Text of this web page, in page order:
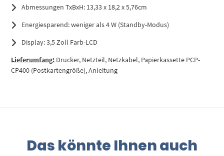
Abmessungen TxBxH: 13,33 x 18,2 x 5,76cm
Energiesparend: weniger als 4 W (Standby-Modus)
Display: 3,5 Zoll Farb-LCD
Lieferumfang: Drucker, Netzteil, Netzkabel, Papierkassette PCP-
CP400 (Postkartengröße), Anleitung
Das könnte Ihnen auch